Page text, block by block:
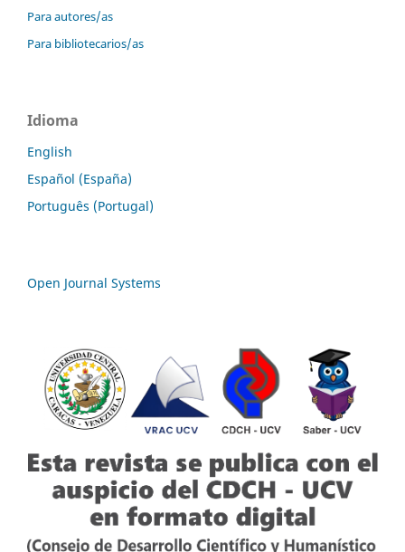
Para autores/as
Para bibliotecarios/as
Idioma
English
Español (España)
Português (Portugal)
Open Journal Systems